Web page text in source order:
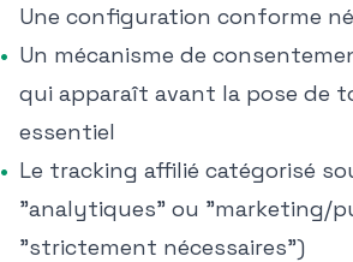
Une configuration conforme
Un mécanisme de
qui apparaît avant la pose de
essentiel
Le tracking affilié catégorisé
"analytiques" ou "marketing/
"strictement nécessaires")